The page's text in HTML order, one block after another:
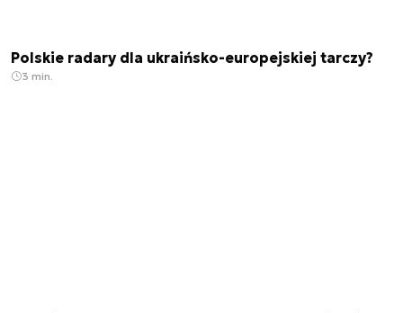
Polskie radary dla ukraińsko-europejskiej tarczy?
3 min.